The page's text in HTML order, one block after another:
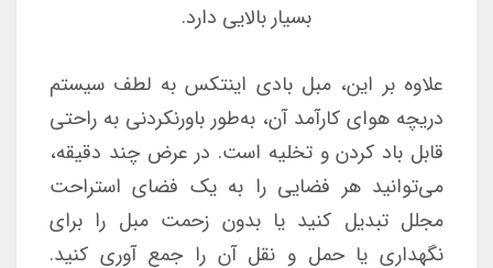
بسیار بالایی دارد.
علاوه بر این، مبل بادی اینتکس به لطف سیستم
دریچه هوای کارآمد آن، به‌طور باورنکردنی به راحتی
قابل باد کردن و تخلیه است. در عرض چند دقیقه،
می‌توانید هر فضایی را به یک فضای استراحت
مجلل تبدیل کنید یا بدون زحمت مبل را برای
نگهداری یا حمل و نقل آن را جمع آوری کنید.